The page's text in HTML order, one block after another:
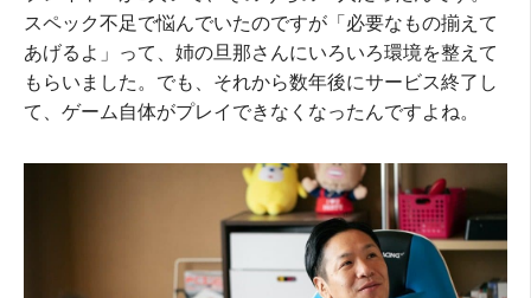
スペック不足で悩んでいたのですが「必要なもの揃えて
あげるよ」って、姉の旦那さんにいろいろ環境を整えて
もらいました。でも、それから数年後にサービス終了し
て、ゲーム自体がプレイできなくなったんですよね。